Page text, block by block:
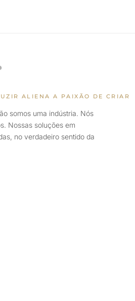
ALIENA A PAIXÃO DE CRIAR
somos uma indústria. Nós
Nossas soluções em
no verdadeiro sentido da